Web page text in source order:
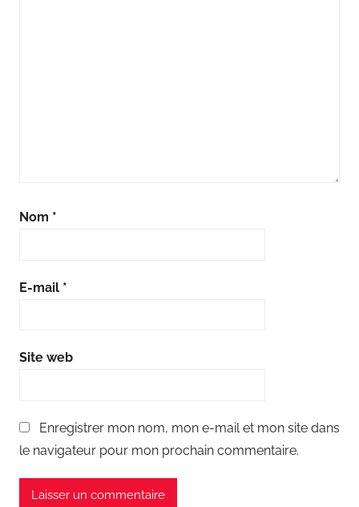
Nom *
E-mail *
Site web
Enregistrer mon nom, mon e-mail et mon site dans
le navigateur pour mon prochain commentaire.